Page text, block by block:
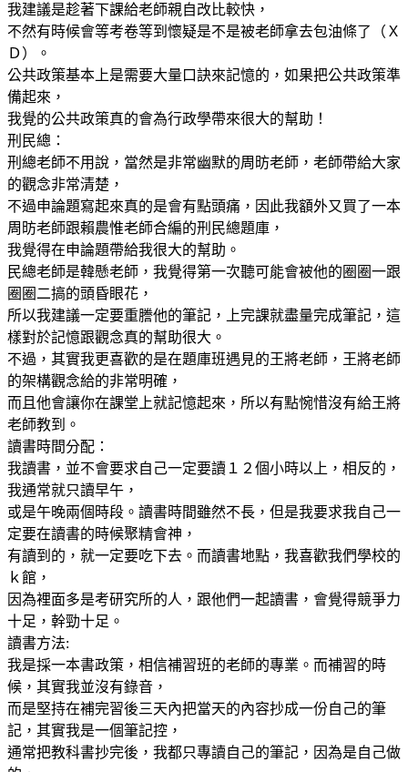
我建議是趁著下課給老師親自改比較快，
不然有時候會等考卷等到懷疑是不是被老師拿去包油條了（Ｘ
Ｄ）。
公共政策基本上是需要大量口訣來記憶的，如果把公共政策準
備起來，
我覺的公共政策真的會為行政學帶來很大的幫助！
刑民總：
刑總老師不用說，當然是非常幽默的周昉老師，老師帶給大家
的觀念非常清楚，
不過申論題寫起來真的是會有點頭痛，因此我額外又買了一本
周昉老師跟賴農惟老師合編的刑民總題庫，
我覺得在申論題帶給我很大的幫助。
民總老師是韓懸老師，我覺得第一次聽可能會被他的圈圈一跟
圈圈二搞的頭昏眼花，
所以我建議一定要重謄他的筆記，上完課就盡量完成筆記，這
樣對於記憶跟觀念真的幫助很大。
不過，其實我更喜歡的是在題庫班遇見的王將老師，王將老師
的架構觀念給的非常明確，
而且他會讓你在課堂上就記憶起來，所以有點惋惜沒有給王將
老師教到。
讀書時間分配：
我讀書，並不會要求自己一定要讀１２個小時以上，相反的，
我通常就只讀早午，
或是午晚兩個時段。讀書時間雖然不長，但是我要求我自己一
定要在讀書的時候聚精會神，
有讀到的，就一定要吃下去。而讀書地點，我喜歡我們學校的
ｋ館，
因為裡面多是考研究所的人，跟他們一起讀書，會覺得競爭力
十足，幹勁十足。
讀書方法:
我是採一本書政策，相信補習班的老師的專業。而補習的時
候，其實我並沒有錄音，
而是堅持在補完習後三天內把當天的內容抄成一份自己的筆
記，其實我是一個筆記控，
通常把教科書抄完後，我都只專讀自己的筆記，因為是自己做